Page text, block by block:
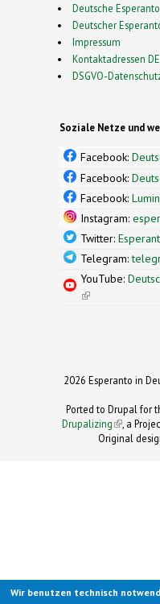
Deutsche
Deutscher
Impressum
Kontaktadressen
DSGVO-
Soziale Netze und
Facebook:
Facebook:
Facebook:
Instagram:
Twitter:
Telegram:
YouTube:
(link is external)
2026 Esperanto in
Ported to Drupal for
Drupalizing(link is
, a
Original
Wir benutzen technisch